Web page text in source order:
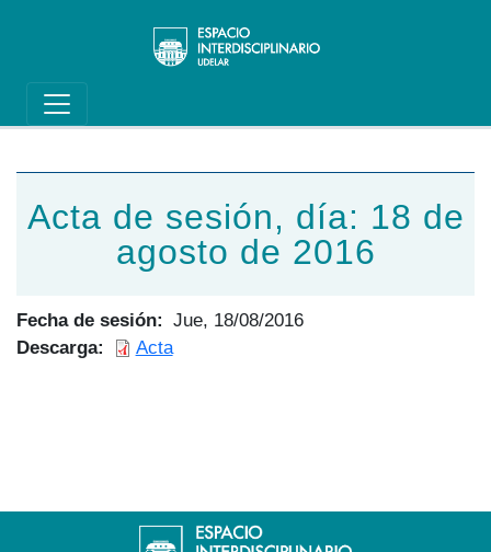
Main navigation
Acta de sesión, día: 18 de
agosto de 2016
Fecha de sesión
Jue, 18/08/2016
Descarga
Acta